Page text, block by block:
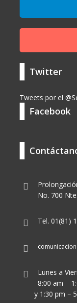
Twitter
Tweets por el
Facebook
No. 700 Nte.
Tel. 01(81)
Lunes a
8:00 am –
y 1:30 pm –